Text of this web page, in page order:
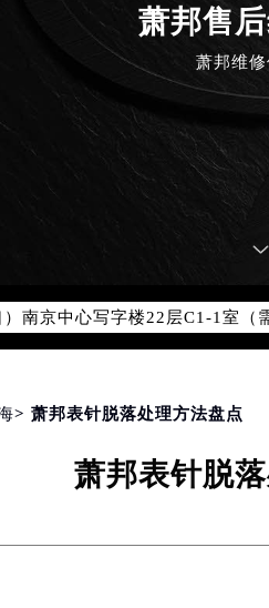
萧邦售
萧邦维
化升级公告
务热线：400-885-0231
0231，服务覆盖中国大陆、香
地址：
熙国际中心写字楼D座11层1102
字楼W3座6层602室（需提前预
融中心写字楼26层2603室（需
楼2座37层3705室（需提前预约
际广场写字楼8层806室（需提前
南京中心写字楼22层C1-1室（
中心写字楼5号楼10层1008室（
字楼1号楼18层1803室（需提前
中心东塔写字楼（华润万象城
> 萧邦表针脱落处理方法盘点
萧邦表针脱